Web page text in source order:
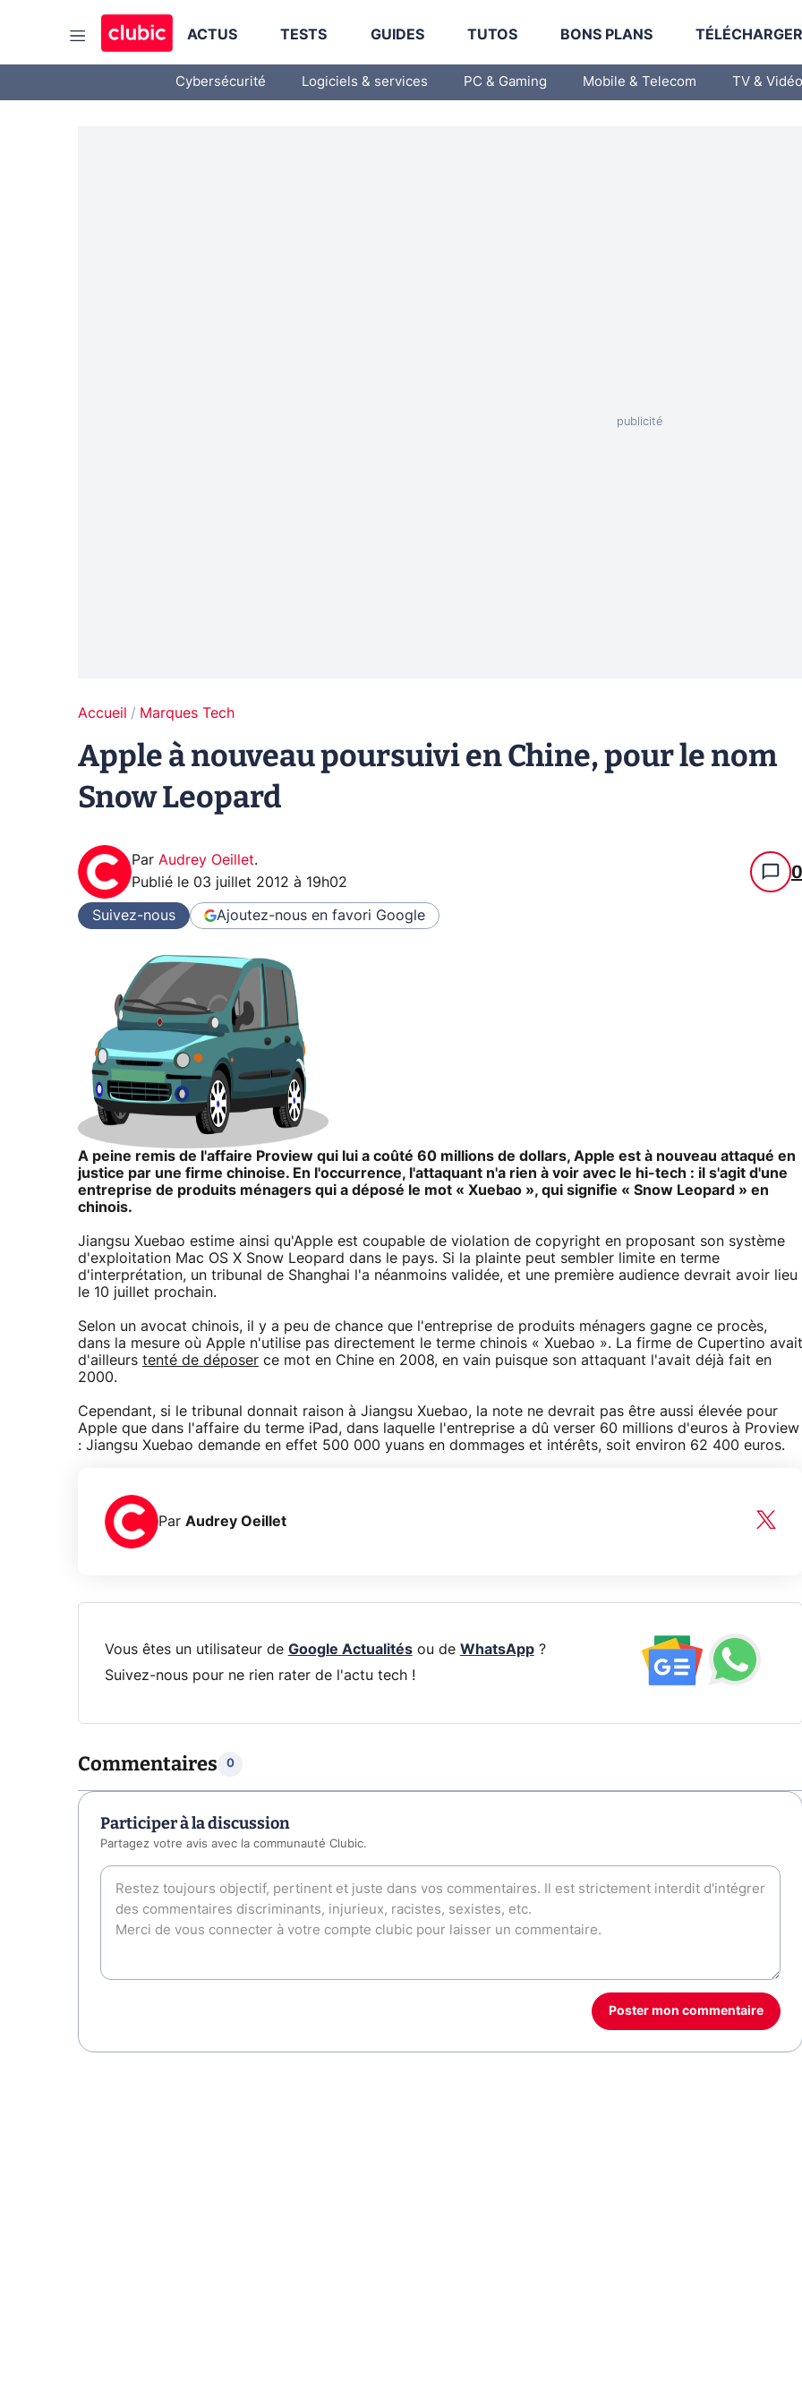
ACTUS TESTS GUIDES TUTOS BONS PLANS
Cybersécurité Logiciels & services PC & Gaming Mobile & Telecom TV & Vidéo
Accueil Marques Tech
Apple à nouveau poursuivi en Chine, pour le nom
Snow Leopard
Par Audrey Oeillet.
Publié le 03 juillet 2012 à 19h02 0
Suivez-nous Ajoutez-nous en favori Google
A peine remis de l'affaire Proview qui lui a coûté 60 millions de dollars, Apple est à nouveau attaqué en
justice par une firme chinoise. En l'occurrence, l'attaquant n'a rien à voir avec le hi-tech : il s'agit d'une
entreprise de produits ménagers qui a déposé le mot « Xuebao », qui signifie « Snow Leopard » en
chinois.
Jiangsu Xuebao estime ainsi qu'Apple est coupable de violation de copyright en proposant son système
d'exploitation Mac OS X Snow Leopard dans le pays. Si la plainte peut sembler limite en terme
d'interprétation, un tribunal de Shanghai l'a néanmoins validée, et une première audience devrait avoir lieu
le 10 juillet prochain.
Selon un avocat chinois, il y a peu de chance que l'entreprise de produits ménagers gagne ce procès,
dans la mesure où Apple n'utilise pas directement le terme chinois « Xuebao ». La firme de Cupertino avait
d'ailleurs tenté de déposer ce mot en Chine en 2008, en vain puisque son attaquant l'avait déjà fait en
2000.
Cependant, si le tribunal donnait raison à Jiangsu Xuebao, la note ne devrait pas être aussi élevée pour
Apple que dans l'affaire du terme iPad, dans laquelle l'entreprise a dû verser 60 millions d'euros à Proview
: Jiangsu Xuebao demande en effet 500 000 yuans en dommages et intérêts, soit environ 62 400 euros.
Par Audrey Oeillet
Vous êtes un utilisateur de Google Actualitésou de WhatsApp?
Suivez-nous pour ne rien rater de l'actu tech !
Commentaires 0
Participer à la discussion
Partagez votre avis avec la communauté Clubic.
Poster mon commentaire